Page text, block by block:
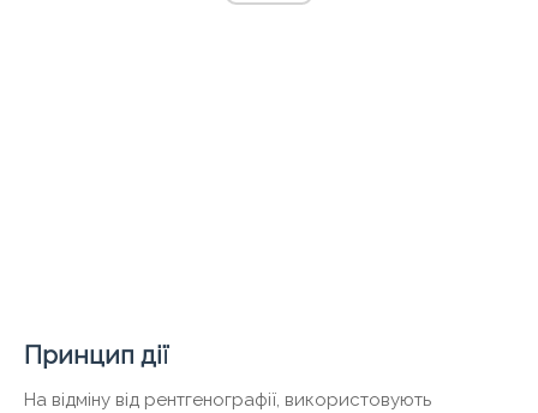
Принцип дії
На відміну від рентгенографії, використовують